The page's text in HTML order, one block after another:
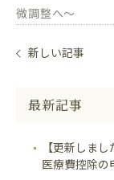
微調整へ～
新しい記事
最新記事
【更新しま
医療費控除